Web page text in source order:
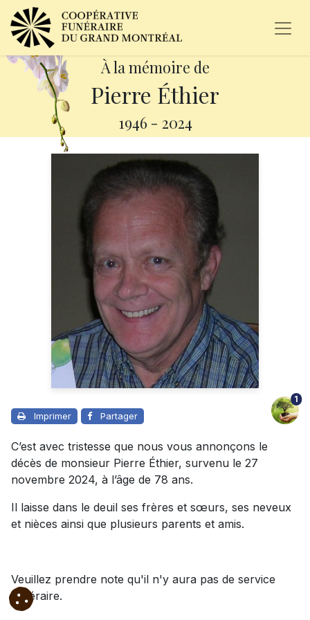
À la mémoire de
Pierre Éthier
1946 - 2024
Imprimer Partager
1
C’est avec tristesse que nous vous annonçons le
décès de monsieur Pierre Éthier, survenu le 27
novembre 2024, à l’âge de 78 ans.
Il laisse dans le deuil ses frères et sœurs, ses neveux
et nièces ainsi que plusieurs parents et amis.
Veuillez prendre note qu'il n'y aura pas de service
funéraire.